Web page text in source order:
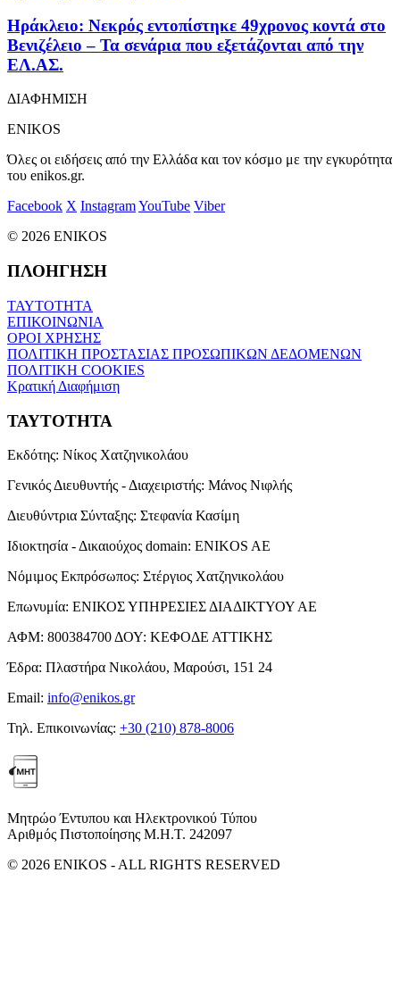
Ηράκλειο: Νεκρός εντοπίστηκε 49χρονος κοντά στο
Βενιζέλειο – Τα σενάρια που εξετάζονται από την
ΕΛ.ΑΣ.
ΔΙΑΦΗΜΙΣΗ
ENIKOS
Όλες οι ειδήσεις από την Ελλάδα και τον κόσμο με την εγκυρότητα
του enikos.gr.
Facebook X InstagramYouTube Viber
© 2026 ENIKOS
ΠΛΟΗΓΗΣΗ
ΤΑΥΤΟΤΗΤΑ
ΕΠΙΚΟΙΝΩΝΙΑ
ΟΡΟΙ ΧΡΗΣΗΣ
ΠΟΛΙΤΙΚΗ ΠΡΟΣΤΑΣΙΑΣ ΠΡΟΣΩΠΙΚΩΝ ΔΕΔΟΜΕΝΩΝ
ΠΟΛΙΤΙΚΗ COOKIES
Κρατική Διαφήμιση
ΤΑΥΤΟΤΗΤΑ
Εκδότης: Νίκος Χατζηνικολάου
Γενικός Διευθυντής - Διαχειριστής: Μάνος Νιφλής
Διευθύντρια Σύνταξης: Στεφανία Κασίμη
Ιδιοκτησία - Δικαιούχος domain: ENIKOS AE
Νόμιμος Εκπρόσωπος: Στέργιος Χατζηνικολάου
Επωνυμία: ΕΝΙΚΟΣ ΥΠΗΡΕΣΙΕΣ ΔΙΑΔΙΚΤΥΟΥ ΑΕ
ΑΦΜ: 800384700 ΔΟΥ: ΚΕΦΟΔΕ ΑΤΤΙΚΗΣ
Έδρα: Πλαστήρα Νικολάου, Μαρούσι, 151 24
Email: info@enikos.gr
Τηλ. Επικοινωνίας: +30 (210) 878-8006
Μητρώο Έντυπου και Ηλεκτρονικού Τύπου
Αριθμός Πιστοποίησης Μ.Η.Τ. 242097
© 2026 ENIKOS - ALL RIGHTS RESERVED